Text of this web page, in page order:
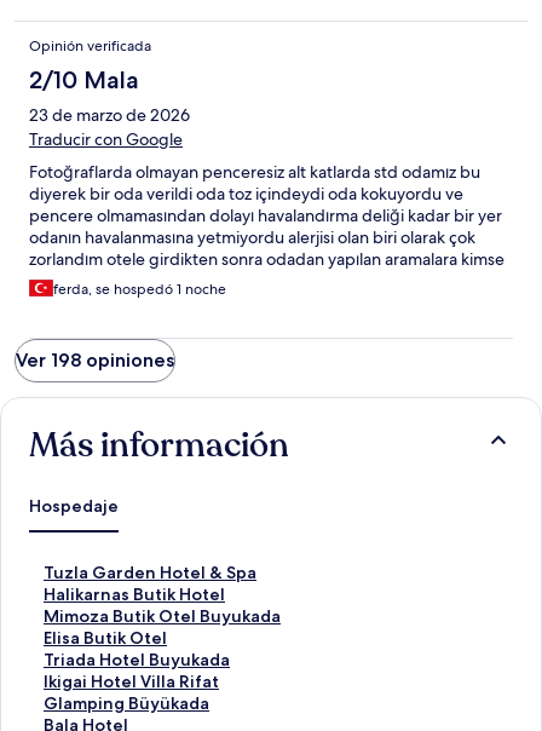
Opinión verificada
2/10 Mala
23 de marzo de 2026
Traducir con Google
Fotoğraflarda olmayan penceresiz alt katlarda std odamız bu
diyerek bir oda verildi oda toz içindeydi oda kokuyordu ve
pencere olmamasından dolayı havalandırma deliği kadar bir yer
odanın havalanmasına yetmiyordu alerjisi olan biri olarak çok
zorlandım otele girdikten sonra odadan yapılan aramalara kimse
cevap vermedi odadaki buzdolabı çalışmıyordu bu fiyata asla
değmez asla kalınmazdı hiç memnun kalmadım
ferda, se hospedó 1 noche
Ver 198 opiniones
Más información
Hospedaje
Tuzla Garden Hotel & Spa
E
n
l
a
c
e
p
a
Halikarnas Butik Hotel
E
n
l
a
c
e
p
Mimoza Butik Otel Buyukada
E
n
l
a
c
e
Elisa Butik Otel
E
n
l
a
c
Triada Hotel Buyukada
E
n
l
a
Ikigai Hotel Villa Rifat
E
n
l
Glamping Büyükada
E
n
Bala Hotel
E